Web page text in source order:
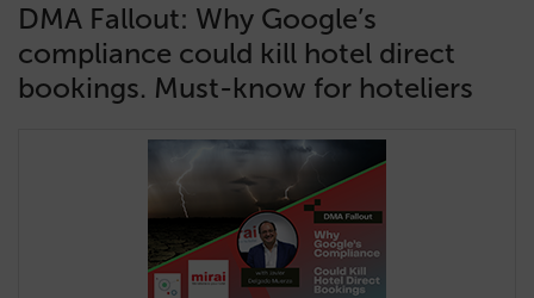
DMA Fallout: Why Google’s
compliance could kill hotel direct
bookings. Must-know for hoteliers